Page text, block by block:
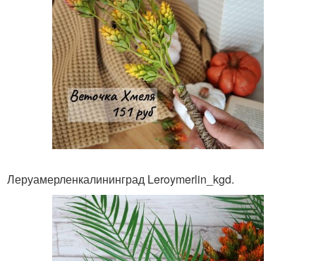
Леруамерленкалининград Leroymerlin_kgd.